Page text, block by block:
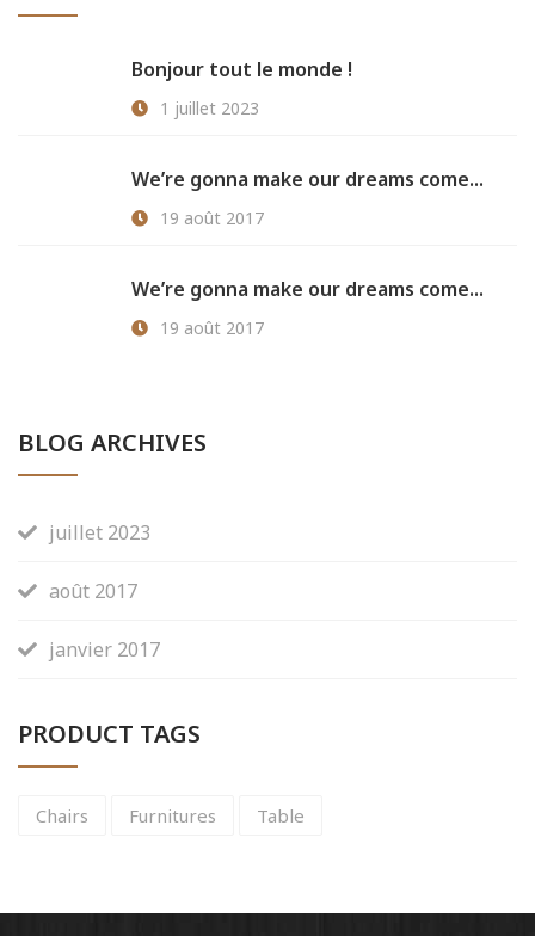
Bonjour tout le monde !
1 juillet 2023
We’re gonna make our dreams come...
19 août 2017
We’re gonna make our dreams come...
19 août 2017
BLOG ARCHIVES
juillet 2023
août 2017
janvier 2017
PRODUCT TAGS
Chairs Furnitures Table